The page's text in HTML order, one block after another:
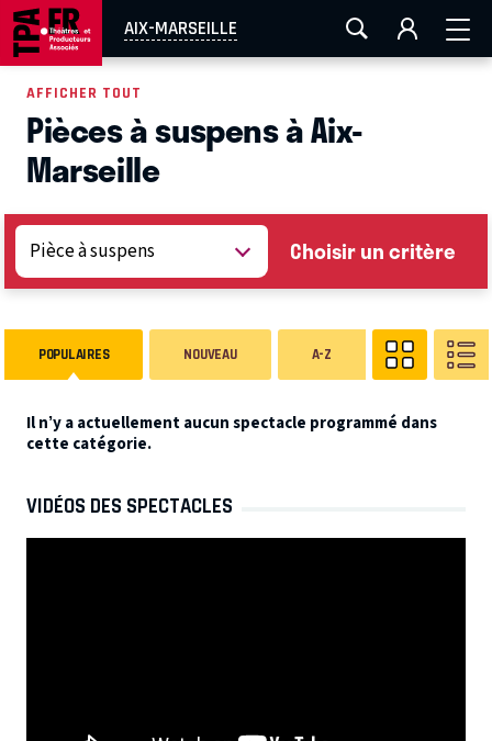
AIX-MARSEILLE
AIX-MARSEILLE AURAY LA ROCHELLE
EN TOURNÉE
AFFICHER TOUT
Pièces à suspens à Aix-
Marseille
Choisir un critère
POPULAIRES NOUVEAU A-Z
Il n’y a actuellement aucun spectacle programmé dans
cette catégorie.
VIDÉOS DES SPECTACLES